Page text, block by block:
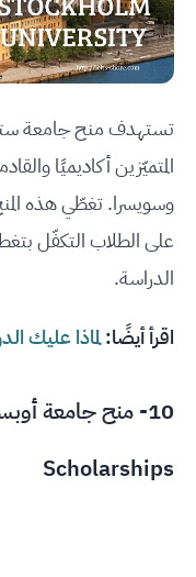
تستهدف منح جامعة
المتميّزين أكاديميًا
وسويسرا. تغطّي هذه
على الطلاب التكفّل
الدراسة.
اقرأ أيضًا:لماذا عليك
Scholarships